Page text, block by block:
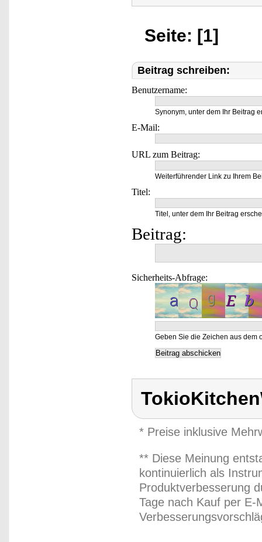
Seite: [1]
Beitrag schreiben:
Benutzername:
Synonym, unter dem Ihr Beitrag
E-Mail:
URL zum Beitrag:
Weiterführender Link zu Ihrem
Titel:
Titel, unter dem Ihr Beitrag
Beitrag:
Sicherheits-Abfrage:
Geben Sie die Zeichen aus dem
* Preise inklusive
** Diese Meinung
kontinuierlich als
Produktverbesserung
Tage nach Kauf per E-